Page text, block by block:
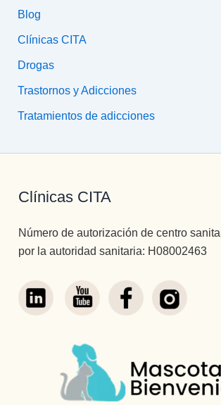
Blog
Clínicas CITA
Drogas
Trastornos y Adicciones
Tratamientos de adicciones
Clínicas CITA
Número de autorización de centro
por la autoridad sanitaria: H08002463